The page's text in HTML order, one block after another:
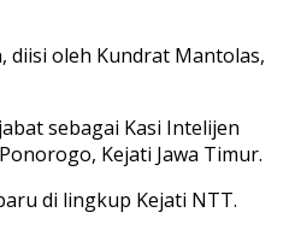
diisi oleh Kundrat Mantolas,
sebagai Kasi Intelijen
Kejati Jawa Timur.
di lingkup Kejati NTT.